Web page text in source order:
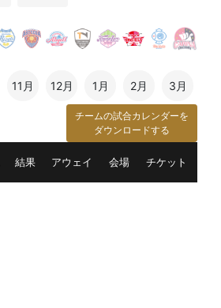
11月 12月 1月 2月 3月
チームの試合カレンダーを
ダウンロードする
結果 アウェイ 会場 チケット